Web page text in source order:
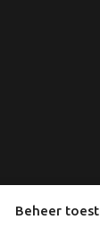
Beheer